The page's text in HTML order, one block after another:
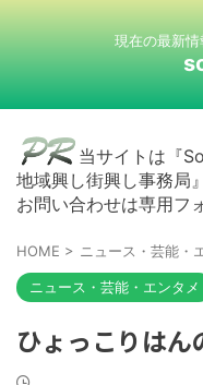
現在の最新
当サイトは『
地域興し街興し事務局
お問い合わせは専用フ
HOME > ニュース・芸能・
ニュース・芸能・エンタメ
ひょっこりはん